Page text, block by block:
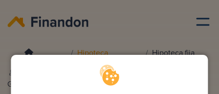
Hipoteca Hipoteca fija
Gonzalez
Editado y revisado por
Rampani